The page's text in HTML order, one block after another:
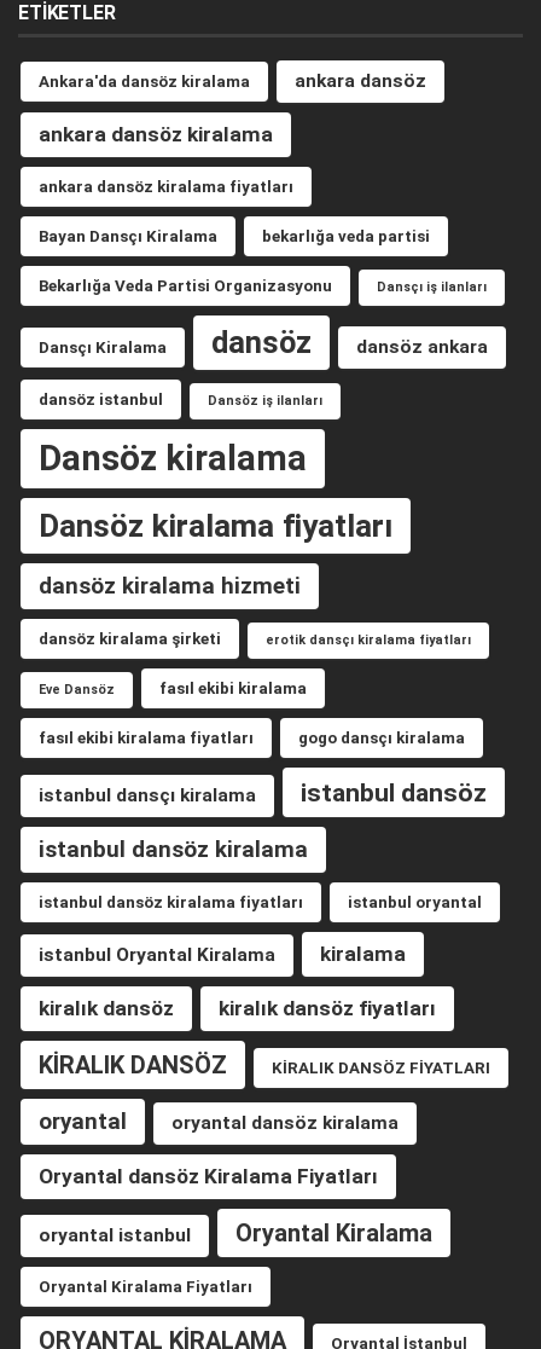
ETIKETLER
Ankara'da dansöz kiralama ankara dansöz
ankara dansöz kiralama
ankara dansöz kiralama fiyatları
Bayan Dansçı Kiralama bekarlığa veda partisi
Bekarlığa Veda Partisi Organizasyonu Dansçı iş ilanları
Dansçı Kiralama dansöz dansöz ankara
dansöz istanbul Dansöz iş ilanları
Dansöz kiralama
Dansöz kiralama fiyatları
dansöz kiralama hizmeti
dansöz kiralama şirketi erotik dansçı kiralama fiyatları
Eve Dansöz fasıl ekibi kiralama
fasıl ekibi kiralama fiyatları gogo dansçı kiralama
istanbul dansçı kiralama istanbul dansöz
istanbul dansöz kiralama
istanbul dansöz kiralama fiyatları istanbul oryantal
istanbul Oryantal Kiralama kiralama
kiralık dansöz kiralık dansöz fiyatları
KİRALIK DANSÖZ KİRALIK DANSÖZ FİYATLARI
oryantal oryantal dansöz kiralama
Oryantal dansöz Kiralama Fiyatları
oryantal istanbul Oryantal Kiralama
Oryantal Kiralama Fiyatları
ORYANTAL KİRALAMA Oryantal İstanbul